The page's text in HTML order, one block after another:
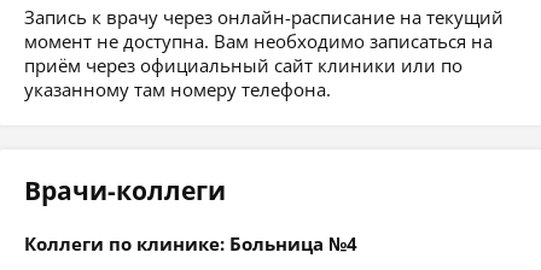
Запись к врачу через онлайн-расписание на текущий
момент не доступна. Вам необходимо записаться на
приём через официальный сайт клиники или по
указанному там номеру телефона.
Врачи-коллеги
Коллеги по клинике: Больница №4